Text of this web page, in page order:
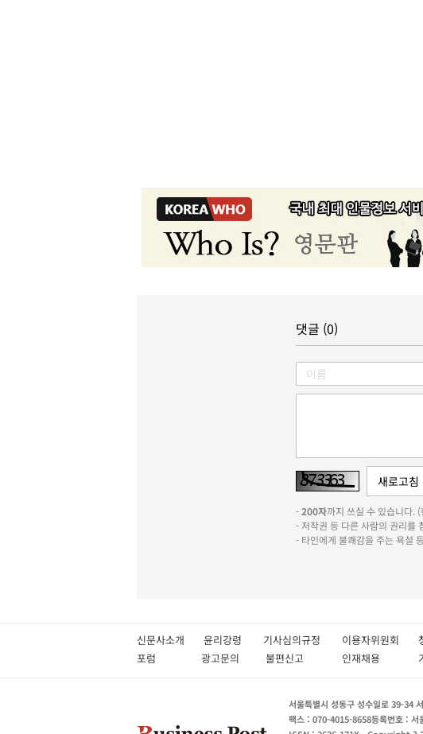
댓글 (0)
-200자까지 쓰실 수 있습니다
- 저작권 등 다른 사람의 권리를
- 타인에게 불쾌감을 주는 욕설
신문사소개 윤리강령 기사심의규정 이용자위원회
포럼
광고문의 불편신고 인재채용
서울특별시 성동구 성수일로 39-34
팩스 : 070-4015-8658등록번호 : 서